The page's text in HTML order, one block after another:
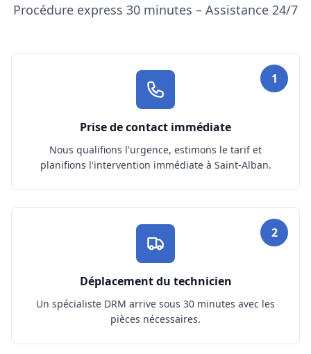
Procédure express 30 minutes – Assistance 24/7
1
Prise de contact immédiate
Nous qualifions l'urgence, estimons le tarif et
planifions l'intervention immédiate à Saint-Alban.
2
Déplacement du technicien
Un spécialiste DRM arrive sous 30 minutes avec les
pièces nécessaires.